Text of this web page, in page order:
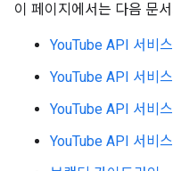
이 페이지에서는 다음 문
YouTube API 서비
YouTube API 서비
YouTube API 서비
YouTube API 서비